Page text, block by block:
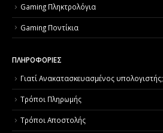
Gaming Πληκτρολόγια
Gaming Ποντίκια
ΠΛΗΡΟΦΟΡΙΕΣ
Γιατί Aνακατασκευασμένος υπολογιστής;
Τρόποι Πληρωμής
Τρόποι Αποστολής